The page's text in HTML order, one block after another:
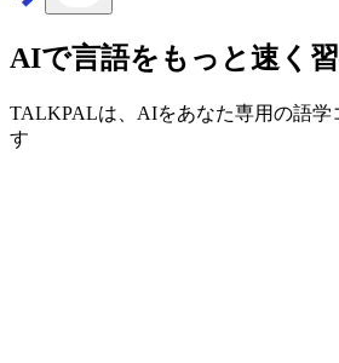
AIで言語をもっと速く
TALKPALは、AIをあなた専用の語学
す